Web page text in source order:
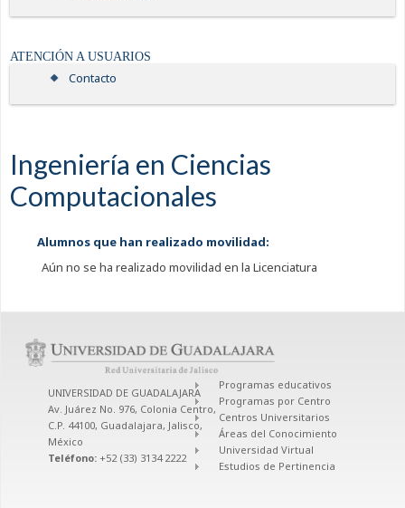
ATENCIÓN A USUARIOS
Contacto
Ingeniería en Ciencias
Computacionales
Alumnos que han realizado movilidad:
Aún no se ha realizado movilidad en la Licenciatura
UNIVERSIDAD DE GUADALAJARA
Av. Juárez No. 976, Colonia Centro,
C.P. 44100, Guadalajara, Jalisco,
México
Teléfono: +52 (33) 3134 2222
Programas educativos
Programas por Centro
Centros Universitarios
Áreas del Conocimiento
Universidad Virtual
Estudios de Pertinencia